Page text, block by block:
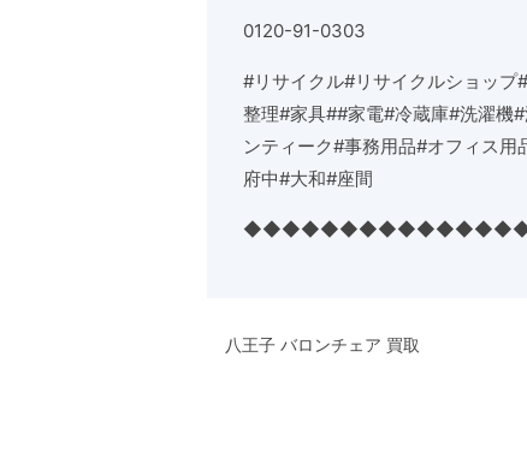
0120-91-0303
#リサイクル#リサイクルショップ#
整理#家具##家電#冷蔵庫#洗濯機#
ンティーク#事務用品#オフィス用
府中#大和#座間
八王子 バロンチェア 買取